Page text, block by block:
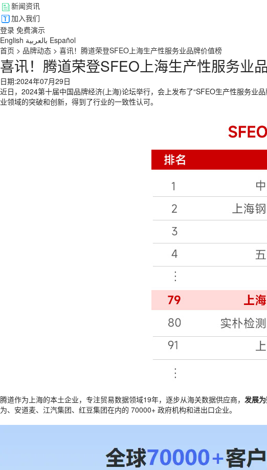
新闻资讯
加入我们
登录 免费演示
English بالعربية Español
首页 > 品牌动态 > 喜讯！腾道荣登SFEO上海生产性服务业品牌价值榜
喜讯！腾道荣登SFEO上海生产性服务业
日期:2024年07月29日
近日，2024第十届中国品牌经济(上海)论坛举行，会上发布了“SFEO生产性服务业品
业领域的突破和创新，得到了行业的一致性认可。
腾道作为上海的本土企业，专注贸易数据领域19年，逐步从海关数据供应商， 发展
为、安道麦、江汽集团、红豆集团在内的 70000+ 政府机构和进出口企业。